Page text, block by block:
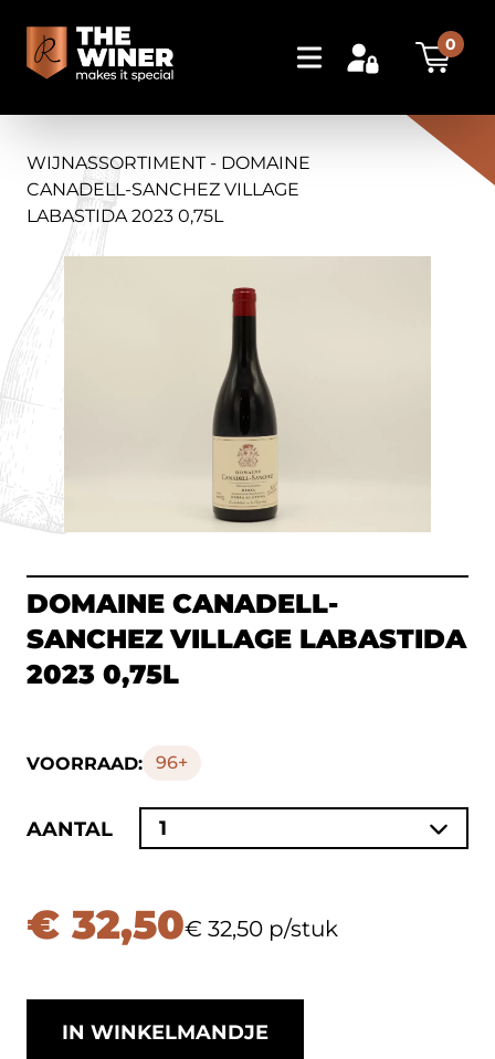
0
WIJNASSORTIMENT - DOMAINE
CANADELL-SANCHEZ VILLAGE
LABASTIDA 2023 0,75L
DOMAINE CANADELL-
SANCHEZ VILLAGE LABASTIDA
2023 0,75L
VOORRAAD: 96+
AANTAL 1
€ 32,50€ 32,50 p/stuk
IN WINKELMANDJE